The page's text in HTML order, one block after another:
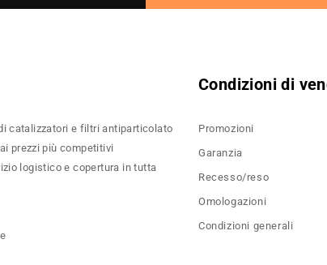
Newsletter:
catalizzatori e filtri antiparticolato
prezzi più competitivi
logistico e copertura in tutta
Condizioni di
Promozioni
Garanzia
Recesso/reso
Omologazioni
Condizioni generali